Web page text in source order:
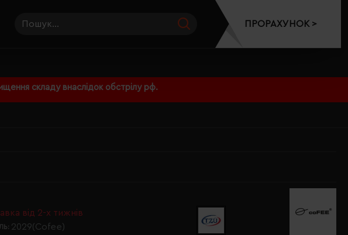
складу внаслідок обстрілу рф.
ПРОРАХУНОК >
від 2-х тижнів
2029(Cofee)